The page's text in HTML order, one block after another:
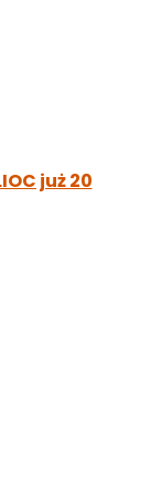
już 20